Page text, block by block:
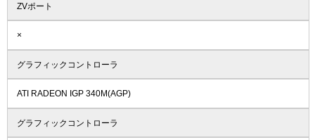
ZVポート
×
グラフィックコントローラ
ATI RADEON IGP 340M(AGP)
グラフィックコントローラ